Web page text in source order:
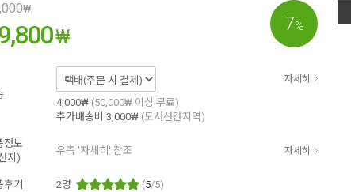
7%
₩
₩
자세히
4,000₩ (50,000₩ 이상 무료)
추가배송비 3,000₩ (도서산간지역)
정보
지)
우측 '자세히' 참조 자세히
후기 2명 (5/5)